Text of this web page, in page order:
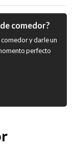
comedor?
y darle un
perfecto